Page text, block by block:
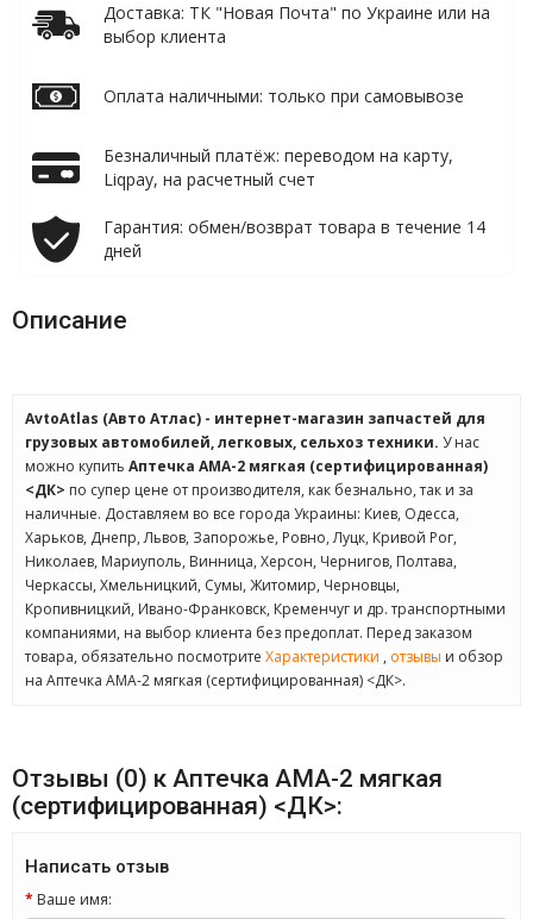
Доставка: ТК "Новая Почта" по Украине или на
выбор клиента
Оплата наличными: только при самовывозе
Безналичный платёж: переводом на карту,
Liqpay, на расчетный счет
Гарантия: обмен/возврат товара в течение 14
дней
Описание
AvtoAtlas (Авто Атлас) - интернет-магазин запчастей для
грузовых автомобилей, легковых, сельхоз техники. У нас
можно купить Аптечка АМА-2 мягкая (сертифицированная)
<ДК> по супер цене от производителя, как безнально, так и за
наличные. Доставляем во все города Украины: Киев, Одесса,
Харьков, Днепр, Львов, Запорожье, Ровно, Луцк, Кривой Рог,
Николаев, Мариуполь, Винница, Херсон, Чернигов, Полтава,
Черкассы, Хмельницкий, Сумы, Житомир, Черновцы,
Кропивницкий, Ивано-Франковск, Кременчуг и др. транспортными
компаниями, на выбор клиента без предоплат. Перед заказом
товара, обязательно посмотрите Характеристики , отзывы и обзор
на Аптечка АМА-2 мягкая (сертифицированная) <ДК>.
Отзывы (0) к Аптечка АМА-2 мягкая
(сертифицированная) <ДК>:
Написать отзыв
Ваше имя: